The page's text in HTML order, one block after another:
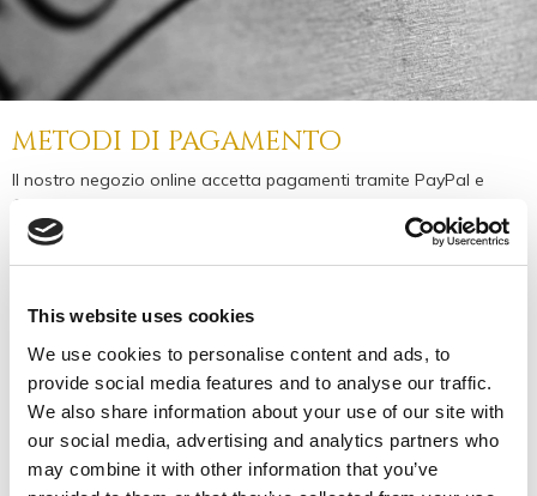
This website uses cookies
We use cookies to personalise content and ads, to
provide social media features and to analyse our traffic.
We also share information about your use of our site with
our social media, advertising and analytics partners who
may combine it with other information that you’ve
metodi di pagamento
Il nostro negozio online accetta pagamenti tramite PayPal e
Carta di Credito. Potrai scegliere il pagamento che preferisci al
termine del processo d'acquisto. In nessun caso potrà accettare
le transazioni sono effettuate in Euro. Se si paga con un'altra
del giorno in cui avviene l'acquisto. Non vi è alcun costo
aggiuntivo per la conversione di valuta.
carta di credito
Puoi pagare sul negozio online FossMarai usando le carte di